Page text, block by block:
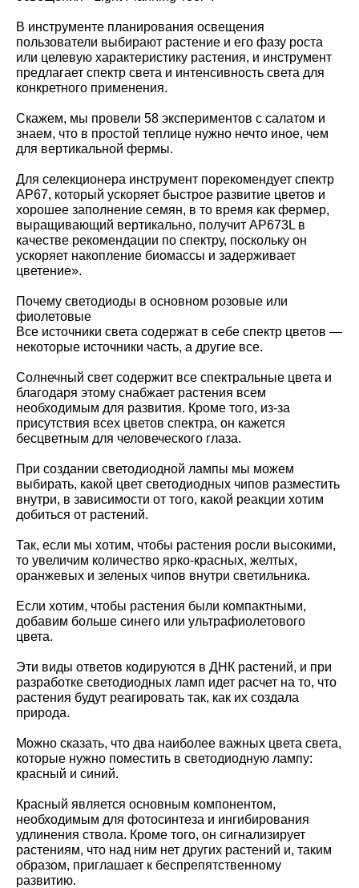
В инструменте планирования освещения
пользователи выбирают растение и его фазу роста
или целевую характеристику растения, и инструмент
предлагает спектр света и интенсивность света для
конкретного применения.
Скажем, мы провели 58 экспериментов с салатом и
знаем, что в простой теплице нужно нечто иное, чем
для вертикальной фермы.
Для селекционера инструмент порекомендует спектр
AP67, который ускоряет быстрое развитие цветов и
хорошее заполнение семян, в то время как фермер,
выращивающий вертикально, получит AP673L в
качестве рекомендации по спектру, поскольку он
ускоряет накопление биомассы и задерживает
цветение».
Почему светодиоды в основном розовые или
фиолетовые
Все источники света содержат в себе спектр цветов —
некоторые источники часть, а другие все.
Солнечный свет содержит все спектральные цвета и
благодаря этому снабжает растения всем
необходимым для развития. Кроме того, из-за
присутствия всех цветов спектра, он кажется
бесцветным для человеческого глаза.
При создании светодиодной лампы мы можем
выбирать, какой цвет светодиодных чипов разместить
внутри, в зависимости от того, какой реакции хотим
добиться от растений.
Так, если мы хотим, чтобы растения росли высокими,
то увеличим количество ярко-красных, желтых,
оранжевых и зеленых чипов внутри светильника.
Если хотим, чтобы растения были компактными,
добавим больше синего или ультрафиолетового
цвета.
Эти виды ответов кодируются в ДНК растений, и при
разработке светодиодных ламп идет расчет на то, что
растения будут реагировать так, как их создала
природа.
Можно сказать, что два наиболее важных цвета света,
которые нужно поместить в светодиодную лампу:
красный и синий.
Красный является основным компонентом,
необходимым для фотосинтеза и ингибирования
удлинения ствола. Кроме того, он сигнализирует
растениям, что над ним нет других растений и, таким
образом, приглашает к беспрепятственному
развитию.